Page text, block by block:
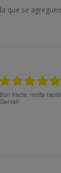
que se
27.10.2025
elegir
Muy
un día